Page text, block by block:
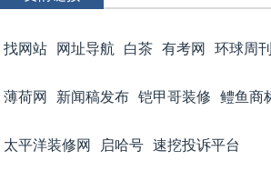
找网站 网址导航 白茶 有考网 环球周
薄荷网 新闻稿发布 铠甲哥装修 鳢鱼商
太平洋装修网 启哈号 速挖投诉平台